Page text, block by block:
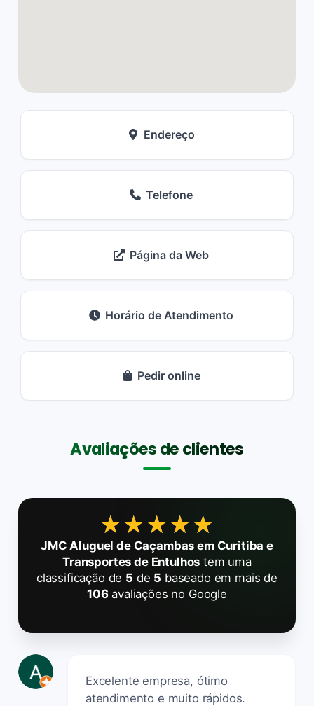
Endereço
Telefone
Página da Web
Horário de Atendimento
Pedir online
Avaliações de clientes
★★★★★
★★★★★
JMC Aluguel de Caçambas em Curitiba e
Transportes de Entulhos tem uma
classificação de 5 de 5 baseado em mais de
106avaliações no Google
Excelente empresa, ótimo
atendimento e muito rápidos.